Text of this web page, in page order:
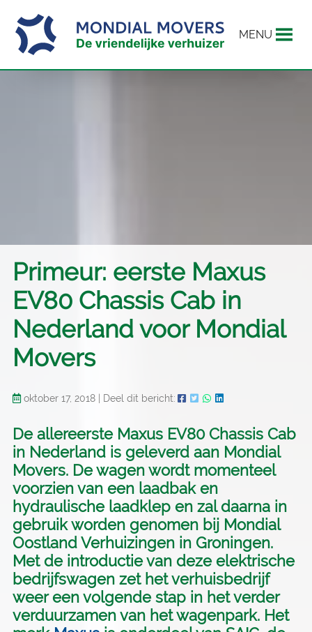
MENU
Primeur: eerste Maxus
EV80 Chassis Cab in
Nederland voor Mondial
Movers
oktober 17, 2018 Deel dit bericht:
De allereerste Maxus EV80 Chassis Cab
in Nederland is geleverd aan Mondial
Movers. De wagen wordt momenteel
voorzien van een laadbak en
hydraulische laadklep en zal daarna in
gebruik worden genomen bij Mondial
Oostland Verhuizingen in Groningen.
Met de introductie van deze elektrische
bedrijfswagen zet het verhuisbedrijf
weer een volgende stap in het verder
verduurzamen van het wagenpark. Het